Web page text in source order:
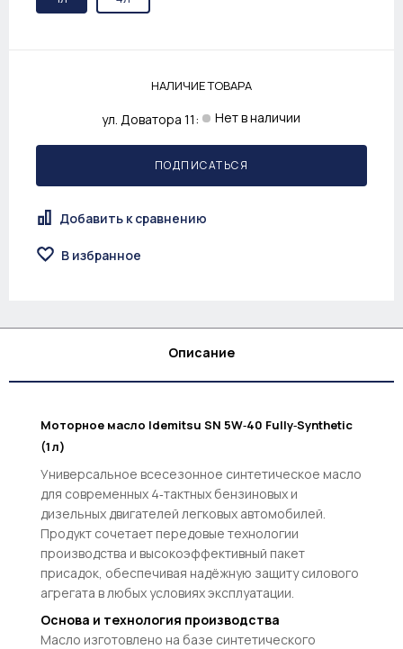
НАЛИЧИЕ ТОВАРА
ул. Доватора 11: Нет в наличии
ПОДПИСАТЬСЯ
Добавить к сравнению
В избранное
Описание
Моторное масло Idemitsu SN 5W‑40 Fully‑Synthetic
(1 л)
Универсальное всесезонное синтетическое масло
для современных 4‑тактных бензиновых и
дизельных двигателей легковых автомобилей.
Продукт сочетает передовые технологии
производства и высокоэффективный пакет
присадок, обеспечивая надёжную защиту силового
агрегата в любых условиях эксплуатации.
Основа и технология производства
Масло изготовлено на базе синтетического